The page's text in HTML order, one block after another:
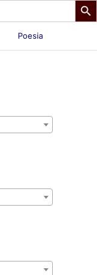
Poesia